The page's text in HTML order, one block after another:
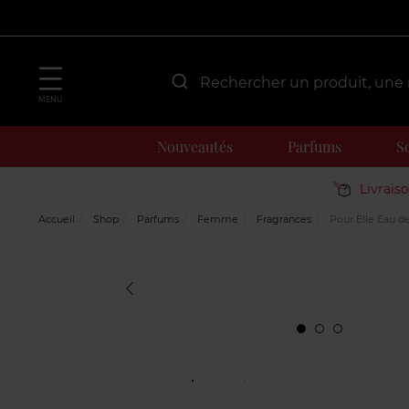
MENU
Nouveautés Parfums
Accueil Shop Parfums Femme Fragrances Pour Elle Eau